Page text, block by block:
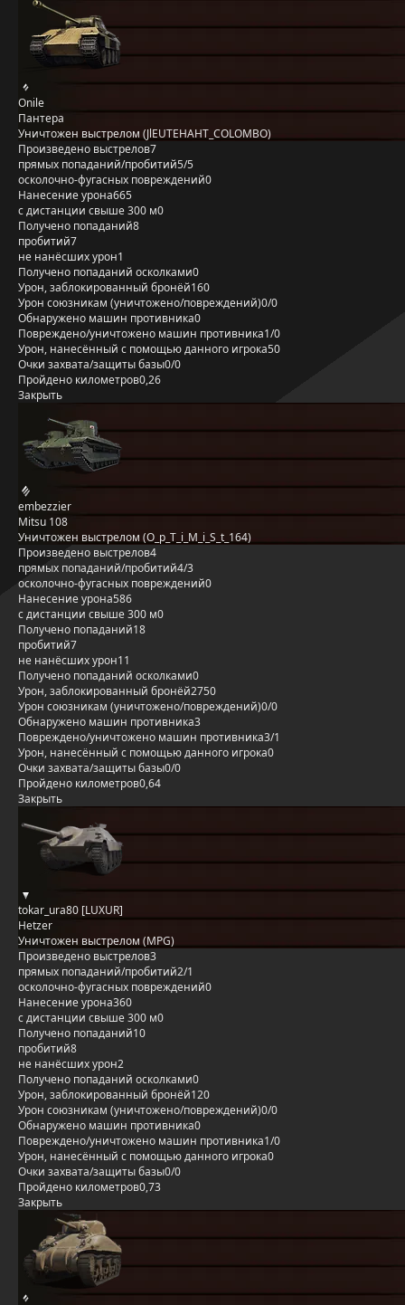
Onile
Пантера
Уничтожен выстрелом (JlEUTEHAHT_COLOMBO)
Произведено выстрелов7
прямых попаданий/пробитий5/5
осколочно-фугасных повреждений0
Нанесение урона665
с дистанции свыше 300 м0
Получено попаданий8
пробитий7
не нанёсших урон1
Получено попаданий осколками0
Урон, заблокированный бронёй160
Урон союзникам (уничтожено/повреждений)0/0
Обнаружено машин противника0
Повреждено/уничтожено машин противника1/0
Урон, нанесённый с помощью данного игрока50
Очки захвата/защиты базы0/0
Пройдено километров0,26
Закрыть
embezzier
Mitsu 108
Уничтожен выстрелом (O_p_T_i_M_i_S_t_164)
Произведено выстрелов4
прямых попаданий/пробитий4/3
осколочно-фугасных повреждений0
Нанесение урона586
с дистанции свыше 300 м0
Получено попаданий18
пробитий7
не нанёсших урон11
Получено попаданий осколками0
Урон, заблокированный бронёй2750
Урон союзникам (уничтожено/повреждений)0/0
Обнаружено машин противника3
Повреждено/уничтожено машин противника3/1
Урон, нанесённый с помощью данного игрока0
Очки захвата/защиты базы0/0
Пройдено километров0,64
Закрыть
tokar_ura80 [LUXUR]
Hetzer
Уничтожен выстрелом (MPG)
Произведено выстрелов3
прямых попаданий/пробитий2/1
осколочно-фугасных повреждений0
Нанесение урона360
с дистанции свыше 300 м0
Получено попаданий10
пробитий8
не нанёсших урон2
Получено попаданий осколками0
Урон, заблокированный бронёй120
Урон союзникам (уничтожено/повреждений)0/0
Обнаружено машин противника0
Повреждено/уничтожено машин противника1/0
Урон, нанесённый с помощью данного игрока0
Очки захвата/защиты базы0/0
Пройдено километров0,73
Закрыть